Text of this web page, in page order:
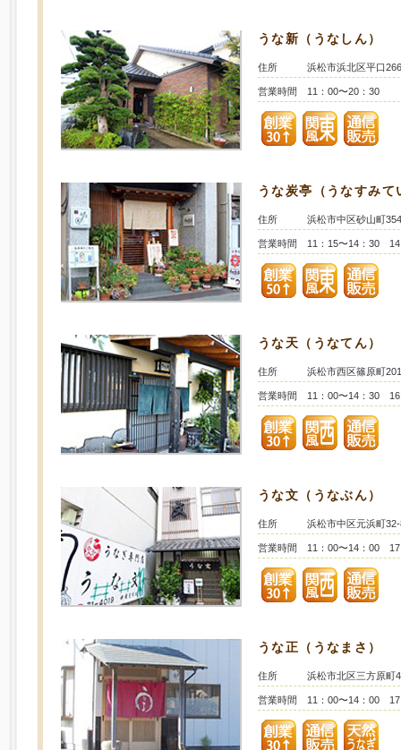
うな新（うなしん）
住所 浜松市浜北区平口
営業時間 11：00〜20：30
うな炭亭（うなすみて
住所 浜松市中区砂山町354
営業時間 11：15〜14：30 14
うな天（うなてん）
住所 浜松市西区篠原町
営業時間 11：00〜14：30 16
うな文（うなぶん）
住所 浜松市中区元浜町
営業時間 11：00〜14：00 17
うな正（うなまさ）
住所 浜松市北区三方原町
営業時間 11：00〜14：00 17